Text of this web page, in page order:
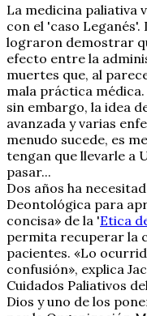
La medicina paliativa
con el 'caso Leganés'.
lograron demostrar
efecto entre la
muertes que, al
mala práctica
sin embargo, la idea
avanzada y varias
menudo sucede, es
tengan que llevarle a
pasar...
Dos años ha
Deontológica para
concisa» de la 'Etica
permita recuperar la
pacientes. «Lo
confusión», explica
Cuidados Paliativos
Dios y uno de los